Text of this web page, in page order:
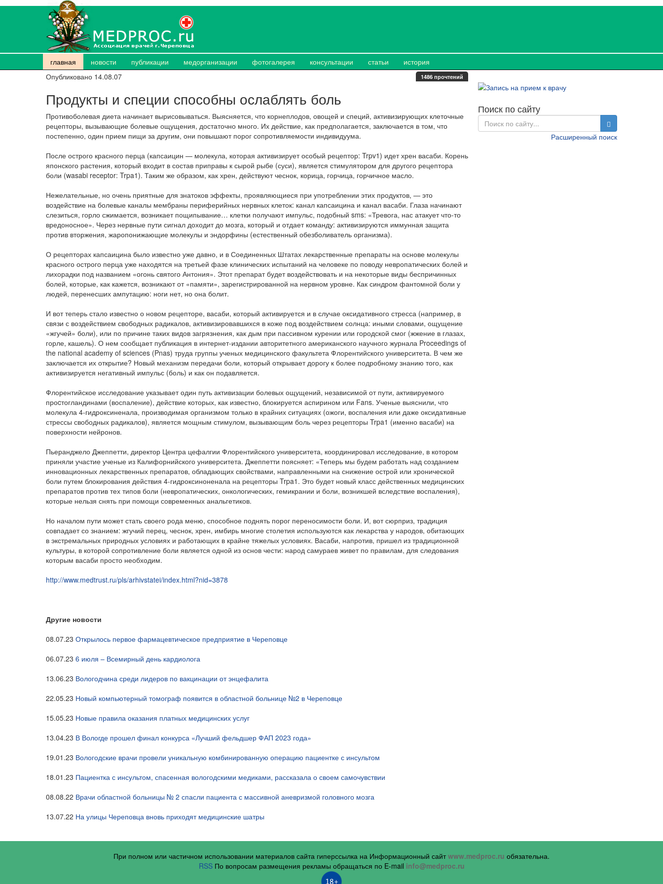
главная новости публикации медорганизации фотогалерея консультации статьи
история
Опубликовано 14.08.07
1486 прочтений
Продукты и специи способны ослаблять боль
Противоболевая диета начинает вырисовываться. Выясняется, что корнеплодов, овощей и специй, активизирующих клеточные
рецепторы, вызывающие болевые ощущения, достаточно много. Их действие, как предполагается, заключается в том, что
постепенно, один прием пищи за другим, они повышают порог сопротивляемости индивидуума.
После острого красного перца (капсаицин — молекула, которая активизирует особый рецептор: Trpv1) идет хрен васаби. Корень
японского растения, который входит в состав приправы к сырой рыбе (суси), является стимулятором для другого рецептора
боли (wasabi receptor: Trpa1). Таким же образом, как хрен, действуют чеснок, корица, горчица, горчичное масло.
Нежелательные, но очень приятные для знатоков эффекты, проявляющиеся при употреблении этих продуктов, — это
воздействие на болевые каналы мембраны периферийных нервных клеток: канал капсаицина и канал васаби. Глаза начинают
слезиться, горло сжимается, возникает пощипывание… клетки получают импульс, подобный sms: «Тревога, нас атакует что-то
вредоносное». Через нервные пути сигнал доходит до мозга, который и отдает команду: активизируются иммунная защита
против вторжения, жаропонижающие молекулы и эндорфины (естественный обезболиватель организма).
О рецепторах капсаицина было известно уже давно, и в Соединенных Штатах лекарственные препараты на основе молекулы
красного острого перца уже находятся на третьей фазе клинических испытаний на человеке по поводу невропатических болей и
лихорадки под названием «огонь святого Антония». Этот препарат будет воздействовать и на некоторые виды беспричинных
болей, которые, как кажется, возникают от «памяти», зарегистрированной на нервном уровне. Как синдром фантомной боли у
людей, перенесших ампутацию: ноги нет, но она болит.
И вот теперь стало известно о новом рецепторе, васаби, который активируется и в случае оксидативного стресса (например, в
связи с воздействием свободных радикалов, активизировавшихся в коже под воздействием солнца: иными словами, ощущение
«жгучей» боли), или по причине таких видов загрязнения, как дым при пассивном курении или городской смог (жжение в глазах,
горле, кашель). О нем сообщает публикация в интернет-издании авторитетного американского научного журнала Proceedings of
the national academy of sciences (Pnas) труда группы ученых медицинского факультета Флорентийского университета. В чем же
заключается их открытие? Новый механизм передачи боли, который открывает дорогу к более подробному знанию того, как
активизируется негативный импульс (боль) и как он подавляется.
Флорентийское исследование указывает один путь активизации болевых ощущений, независимой от пути, активируемого
проcтогландинами (воспаление), действие которых, как известно, блокируется аспирином или Fans. Ученые выяснили, что
молекула 4-гидроксиненала, производимая организмом только в крайних ситуациях (ожоги, воспаления или даже оксидативные
стрессы свободных радикалов), является мощным стимулом, вызывающим боль через рецепторы Trpa1 (именно васаби) на
поверхности нейронов.
Пьеранджело Джеппетти, директор Центра цефалгии Флорентийского университета, координировал исследование, в котором
приняли участие ученые из Калифорнийского университета. Джеппетти поясняет: «Теперь мы будем работать над созданием
инновационных лекарственных препаратов, обладающих свойствами, направленными на снижение острой или хронической
боли путем блокирования действия 4-гидроксиноненала на рецепторы Trpa1. Это будет новый класс действенных медицинских
препаратов против тех типов боли (невропатических, онкологических, гемикрании и боли, возникшей вследствие воспаления),
которые нельзя снять при помощи современных анальгетиков.
Но началом пути может стать своего рода меню, способное поднять порог переносимости боли. И, вот сюрприз, традиция
совпадает со знанием: жгучий перец, чеснок, хрен, имбирь многие столетия используются как лекарства у народов, обитающих
в экстремальных природных условиях и работающих в крайне тяжелых условиях. Васаби, напротив, пришел из традиционной
культуры, в которой сопротивление боли является одной из основ чести: народ самураев живет по правилам, для следования
которым васаби просто необходим.
http://www.medtrust.ru/pls/arhivstatei/index.html?nid=3878
Другие новости
08.07.23 Открылось первое фармацевтическое предприятие в Череповце
06.07.23 6 июля – Всемирный день кардиолога
13.06.23 Вологодчина среди лидеров по вакцинации от энцефалита
22.05.23 Новый компьютерный томограф появится в областной больнице №2 в Череповце
15.05.23 Новые правила оказания платных медицинских услуг
13.04.23 В Вологде прошел финал конкурса «Лучший фельдшер ФАП 2023 года»
19.01.23 Вологодские врачи провели уникальную комбинированную операцию пациентке с инсультом
18.01.23 Пациентка с инсультом, спасенная вологодскими медиками, рассказала о своем самочувствии
08.08.22 Врачи областной больницы № 2 спасли пациента с массивной аневризмой головного мозга
13.07.22 На улицы Череповца вновь приходят медицинские шатры
Поиск по сайту
Расширенный поиск
При полном или частичном использовании материалов сайта гиперссылка на Информационный сайтwww.medproc.ru обязательна.
RSSПо вопросам размещения рекламы обращаться по E-mail info@medproc.ru